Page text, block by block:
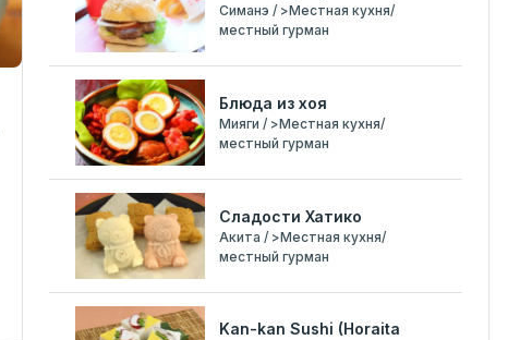
Симанэ / >Местная кухня/
местный гурман
Блюда из хоя
Мияги / >Местная кухня/
местный гурман
Сладости Хатико
Акита / >Местная кухня/
местный гурман
Kan-kan Sushi (Horaita